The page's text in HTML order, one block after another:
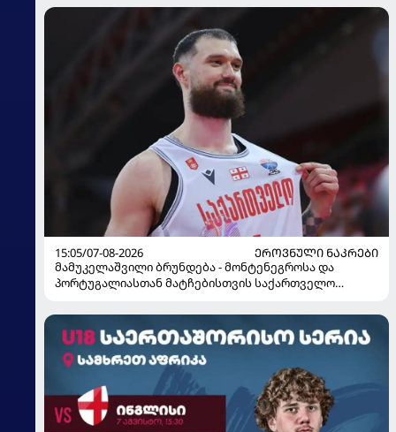
15:05/07-08-2026
ᲔᲠᲝᲕᲜᲣᲚᲘ ᲜᲐᲙᲠᲔᲑᲘ
მამუკელაშვილი ბრუნდება - მონტენეგროსა და
პორტუგალიასთან მატჩებისთვის საქართველო